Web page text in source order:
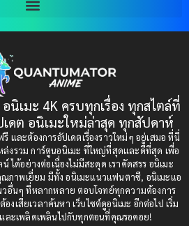
(19)
(1)
1988
1985
1983
1981
1979
นิเมะ 4K ครบทุกเรื่อง ทุกสไตล์ที่
ดต อนิเมะใหม่ล่าสุด ทุกสัปดาห์
และต้องการอัปเดตเรื่องราวใหม่ๆ อยู่เสมอ ที่นี่
ล่งรวม การ์ตูนอนิเมะ ที่ใหญ่ที่สุดและดีที่สุด เพื่อ
ได้อย่างต่อเนื่องไม่มีสะดุด เราคัดสรร อนิเมะ
ภาพเยี่ยม มีทั้ง อนิเมะแนวแฟนตาซี, อนิเมะแอ
อื่นๆ ที่หลากหลาย ตอบโจทย์ทุกความต้องการ
งเสียเวลาค้นหา เว็บไซต์ดูอนิเมะ อีกต่อไป เริ่ม
ละเพลิดเพลินไปกับทุกตอนที่คุณรอคอย!